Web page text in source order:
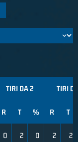
TIRI DA 2 TIRI
R T % R T
0 2 0 2 2